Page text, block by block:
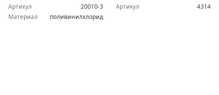
Артикул
20010-3
Материал
поливинилхлорид
Артикул 4314